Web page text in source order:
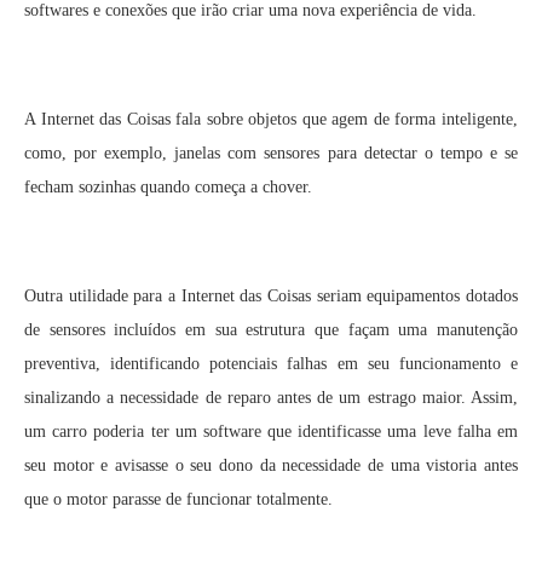
softwares e conexões que irão criar uma nova experiência de vida.
A Internet das Coisas fala sobre objetos que agem de forma inteligente,
como, por exemplo, janelas com sensores para detectar o tempo e se
fecham sozinhas quando começa a chover.
Outra utilidade para a Internet das Coisas seriam equipamentos dotados
de sensores incluídos em sua estrutura que façam uma manutenção
preventiva, identificando potenciais falhas em seu funcionamento e
sinalizando a necessidade de reparo antes de um estrago maior. Assim,
um carro poderia ter um software que identificasse uma leve falha em
seu motor e avisasse o seu dono da necessidade de uma vistoria antes
que o motor parasse de funcionar totalmente.